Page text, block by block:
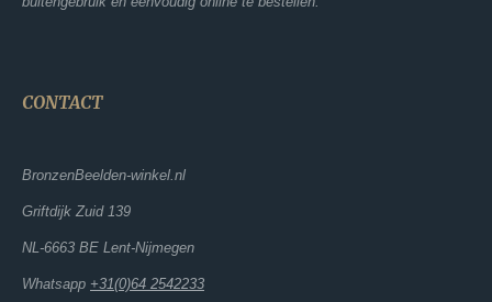
CONTACT
BronzenBeelden-winkel.nl
Griftdijk Zuid 139
NL-6663 BE Lent-Nijmegen
Whatsapp +31(0)64 2542233